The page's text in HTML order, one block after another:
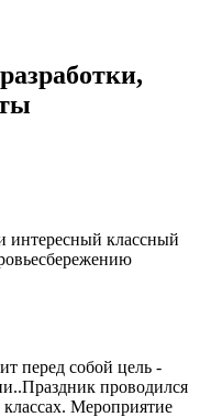
интересный классный
перед собой цель -
проводился
Мероприятие